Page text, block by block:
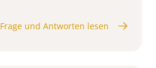
Frage und Antworten lesen